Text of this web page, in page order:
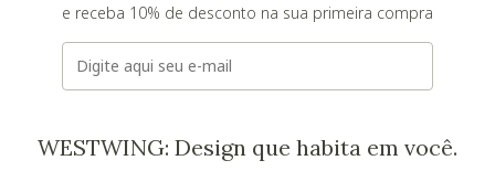
e receba 10% de desconto na sua primeira compra
E-mail
WESTWING: Design que habita em você.